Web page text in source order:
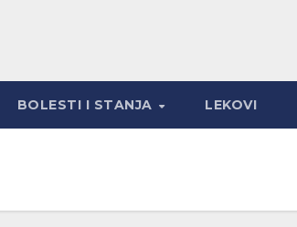
BOLESTI I STANJA LEKOVI